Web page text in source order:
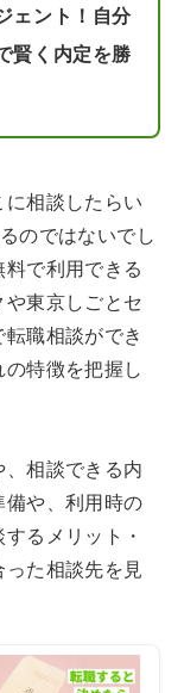
ェント！自分
賢く内定を勝
に相談したらい
のではないでし
で利用できる
東京しごとセ
職相談ができ
特徴を把握し
相談できる内
や、利用時の
るメリット・
た相談先を見